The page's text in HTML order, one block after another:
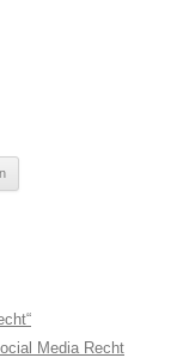
Media Recht